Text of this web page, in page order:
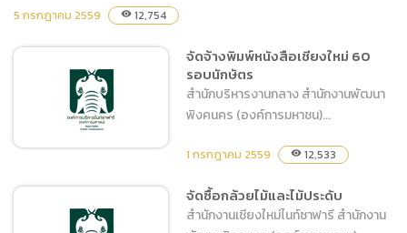
จัดซื้ออาหารสัตว์ ประเภท
หญ้าสดและต้นข้าวโพด ประจำ
วันที่ 1-10 สิงหาคม 2559
5 กรกฎาคม 2559 visibility 12,754
จัดจ้างพิมพ์หนังสือเชียงใหม่
จัดจ้างพิมพ์หนังสือเชียงใหม่ 60
รอบนักษัตร
สำนักบริหารงานกลาง สำนักงานพัฒนา
พิงคนคร (องค์การมหาชน)...
1 กรกฎาคม 2559 visibility 12,533
จัดซื้อกล้วยไม้และไม้ประดับ
สำนักงานเชียงใหม่ไนท์ซาฟารี สำนักงาน